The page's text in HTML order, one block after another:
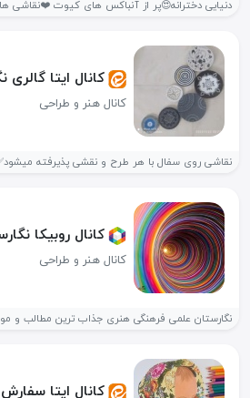
دنیایی دخترانه😍پر از آنباکس های کیوت ❤️نقاشی
کانال ایتا گالری
کانال هنر و طراحی
نقاشی روی سفال با هر طرح و نقشی پذیرفته
کانال روبیکا
کانال هنر و طراحی
نگارستان علمی فرهنگی هنری جذاب ترین مطالب و
کانال ایتا